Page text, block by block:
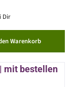
Dir
Warenkorb
mit bestellen